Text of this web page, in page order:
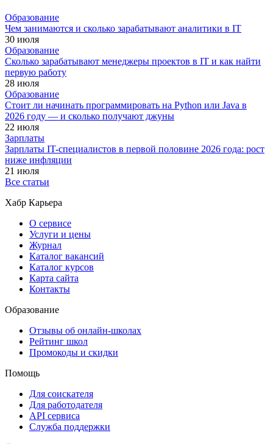
Образование
Чем занимаются и сколько зарабатывают аналитики в IT
30 июля
Образование
Сколько зарабатывают менеджеры проектов в IT и как найти
первую работу
28 июля
Образование
Стоит ли начинать программировать на Python или Java в
2026 году — и сколько получают джуны
22 июля
Зарплаты
Зарплаты IT-специалистов в первой половине 2026 года: рост
ниже инфляции
21 июля
Все статьи
Хабр Карьера
О сервисе
Услуги и цены
Журнал
Каталог вакансий
Каталог курсов
Карта сайта
Контакты
Образование
Отзывы об онлайн-школах
Рейтинг школ
Промокоды и скидки
Помощь
Для соискателя
Для работодателя
API сервиса
Служба поддержки